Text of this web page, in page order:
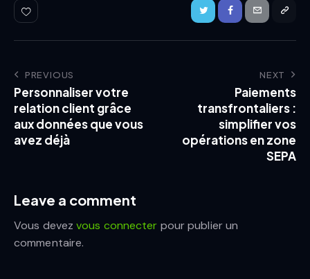
PREVIOUS
Personnaliser votre
relation client grâce
aux données que vous
avez déjà
NEXT
Paiements
transfrontaliers :
simplifier vos
opérations en zone
SEPA
Leave a comment
Vous devezvous connecter pour publier un
commentaire.